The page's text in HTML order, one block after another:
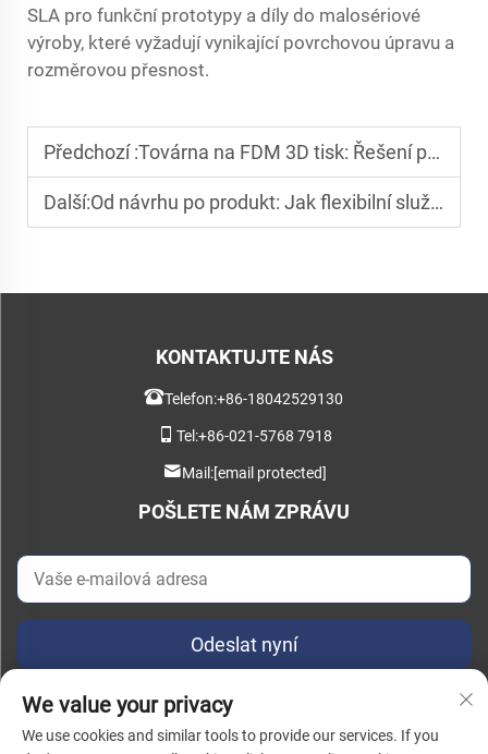
SLA pro funkční prototypy a díly do malosériové
výroby, které vyžadují vynikající povrchovou úpravu a
rozměrovou přesnost.
Předchozí :Továrna na FDM 3D tisk: Řešení pro nízké náklady a rychlou výrobu upínadel, přípravků a malých sérií
Další:Od návrhu po produkt: Jak flexibilní služby SLA 3D tisku urychlují vývoj a kustomizovanou výrobu
KONTAKTUJTE NÁS
Telefon:+86-18042529130
Tel:+86-021-5768 7918
Mail:[email protected]
POŠLETE NÁM ZPRÁVU
Odeslat nyní
We value your privacy
We use cookies and similar tools to provide our services. If you